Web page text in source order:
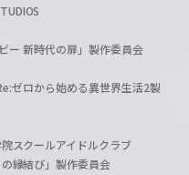
ー 新時代の扉」製作委員会
ゼロから始める異世界生活2製
スクールアイドルクラブ
縁結び」製作委員会